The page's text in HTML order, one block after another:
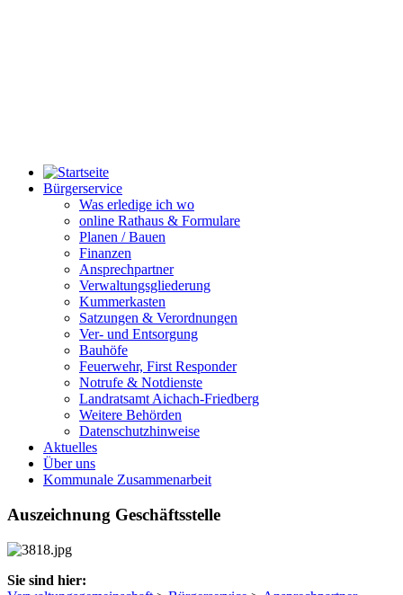
Bürgerservice
Was erledige ich wo
online Rathaus & Formulare
Planen / Bauen
Finanzen
Ansprechpartner
Verwaltungsgliederung
Kummerkasten
Satzungen & Verordnungen
Ver- und Entsorgung
Bauhöfe
Feuerwehr, First Responder
Notrufe & Notdienste
Landratsamt Aichach-Friedberg
Weitere Behörden
Datenschutzhinweise
Aktuelles
Über uns
Kommunale Zusammenarbeit
Auszeichnung Geschäftsstelle
Sie sind hier: